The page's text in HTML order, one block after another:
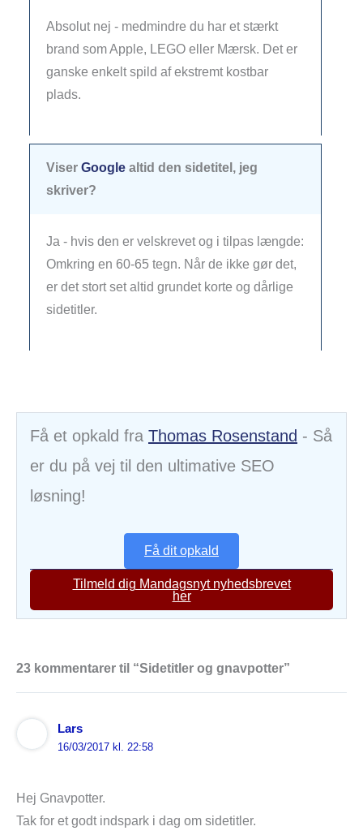
Absolut nej - medmindre du har et stærkt
brand som Apple, LEGO eller Mærsk. Det er
ganske enkelt spild af ekstremt kostbar
plads.
Viser Google altid den sidetitel, jeg
skriver?
Ja - hvis den er velskrevet og i tilpas længde:
Omkring en 60-65 tegn. Når de ikke gør det,
er det stort set altid grundet korte og dårlige
sidetitler.
Få et opkald fra Thomas Rosenstand - Så
er du på vej til den ultimative SEO
løsning!
Få dit opkald
Tilmeld dig Mandagsnyt nyhedsbrevet
her
23 kommentarer til “Sidetitler og gnavpotter”
Lars
16/03/2017 kl. 22:58
Hej Gnavpotter.
Tak for et godt indspark i dag om sidetitler.